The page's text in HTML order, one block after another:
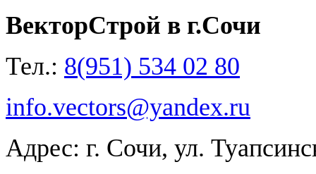
ВекторСтрой в г.Сочи
Тел.: 8(951) 534 02 80
info.vectors@yandex.ru
Адрес: г. Сочи, ул.